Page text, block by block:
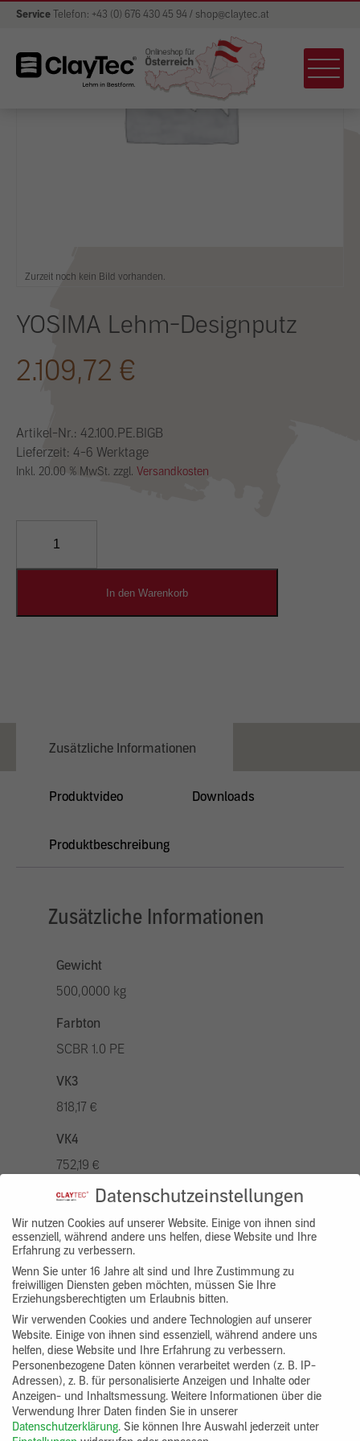
Service Telefon: +43 (0) 676 430 45 94 / shop@claytec.at
Zurzeit noch kein Bild vorhanden.
YOSIMA Lehm-Designputz
2.109,72 €
Artikel-Nr.: 42.100.PE.BIGB
Lieferzeit: 4-6 Werktage
Inkl. 20.00 % MwSt. zzgl. Versandkosten
Designputz
In den Warenkorb
Zusätzliche Informationen
Produktvideo Downloads
Produktbeschreibung
Zusätzliche Informationen
Gewicht
500,0000 kg
Farbton
SCBR 1.0 PE
VK3
818,17 €
VK4
752,19 €
VK5
936,94 €
VK7
686,20 €
Gruppenprodukt
yosima_designputz_bigb
Datenschutzeinstellungen
Wir nutzen Cookies auf unserer Website. Einige von ihnen sind
essenziell, während andere uns helfen, diese Website und Ihre
Erfahrung zu verbessern.
Wenn Sie unter 16 Jahre alt sind und Ihre Zustimmung zu
freiwilligen Diensten geben möchten, müssen Sie Ihre
Erziehungsberechtigten um Erlaubnis bitten.
Wir verwenden Cookies und andere Technologien auf unserer
Website. Einige von ihnen sind essenziell, während andere uns
helfen, diese Website und Ihre Erfahrung zu verbessern.
Personenbezogene Daten können verarbeitet werden (z. B. IP-
Adressen), z. B. für personalisierte Anzeigen und Inhalte oder
Anzeigen- und Inhaltsmessung. Weitere Informationen über die
Verwendung Ihrer Daten finden Sie in unserer
Datenschutzerklärung. Sie können Ihre Auswahl jederzeit unter